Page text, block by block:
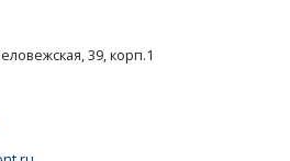
39, корп.1